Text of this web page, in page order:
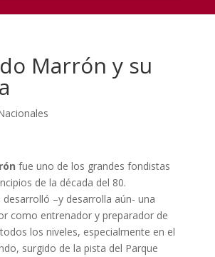
Marrón y su
fue uno de los grandes fondistas
de la década del 80.
–y desarrolla aún- una
como entrenador y preparador de
los niveles, especialmente en el
surgido de la pista del Parque